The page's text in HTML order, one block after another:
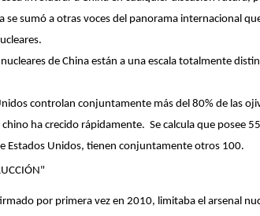
se sumó a otras voces del panorama internacional
de China están a una escala totalmente
controlan conjuntamente más del 80% de las
chino ha crecido rápidamente. Se calcula que posee
Estados Unidos, tienen conjuntamente otros 100.
firmado por primera vez en 2010, limitaba el arsenal